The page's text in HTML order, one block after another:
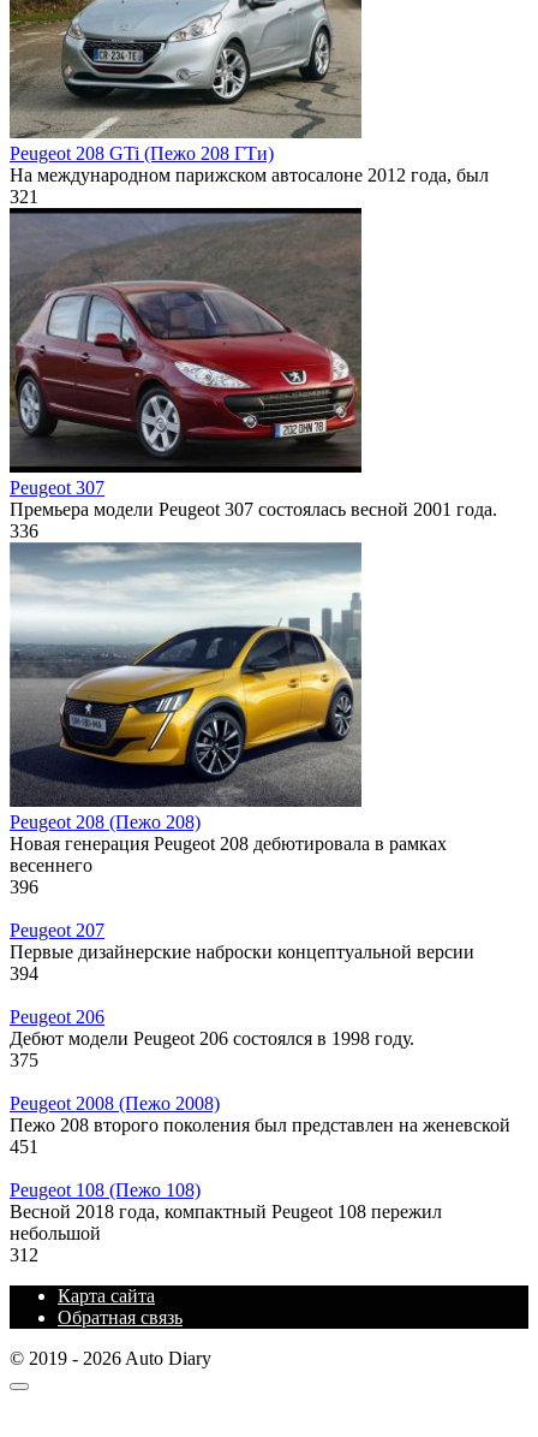
Peugeot 208 GTi (Пежо 208 ГТи)
На международном парижском автосалоне 2012 года, был
321
Peugeot 307
Премьера модели Peugeot 307 состоялась весной 2001 года.
336
Peugeot 208 (Пежо 208)
Новая генерация Peugeot 208 дебютировала в рамках
весеннего
396
Peugeot 207
Первые дизайнерские наброски концептуальной версии
394
Peugeot 206
Дебют модели Peugeot 206 состоялся в 1998 году.
375
Peugeot 2008 (Пежо 2008)
Пежо 208 второго поколения был представлен на женевской
451
Peugeot 108 (Пежо 108)
Весной 2018 года, компактный Peugeot 108 пережил
небольшой
312
Карта сайта
Обратная связь
© 2019 - 2026 Auto Diary